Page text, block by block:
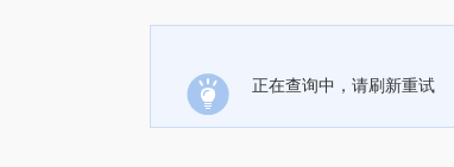
正在查询中，请刷新重试